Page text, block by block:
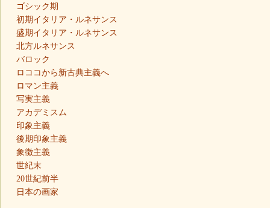
ゴシック期
初期イタリア・ルネサンス
盛期イタリア・ルネサンス
北方ルネサンス
バロック
ロココから新古典主義へ
ロマン主義
写実主義
アカデミスム
印象主義
後期印象主義
象徴主義
世紀末
20世紀前半
日本の画家